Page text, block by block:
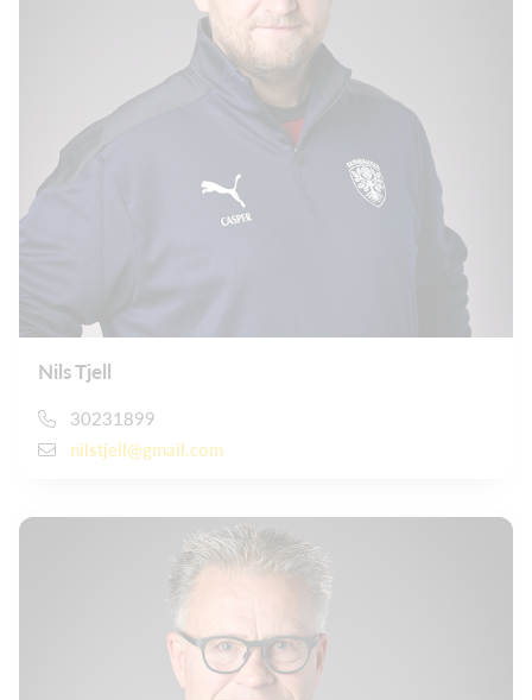
Nils Tjell
30231899
nilstjell@gmail.com